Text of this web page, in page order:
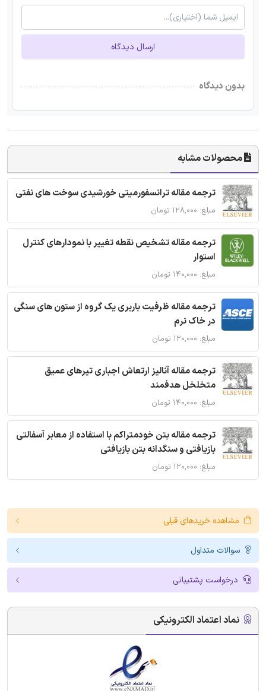
ارسال دیدگاه
بدون دیدگاه
محصولات مشابه
ترجمه مقاله ترانسفورمیتی خورشیدی سوخت های نفتی
مبلغ: ۱۲۸,۰۰۰ تومان
ترجمه مقاله تشخیص نقطه تغییر با نمودارهای کنترل
استوار
مبلغ: ۱۴۰,۰۰۰ تومان
ترجمه مقاله ظرفیت باربری یک گروه از ستون های سنگی
در خاک نرم
مبلغ: ۱۲۰,۰۰۰ تومان
ترجمه مقاله آنالیز ارتعاش اجباری تیرهای عمیق
متخلخل هدفمند
مبلغ: ۱۴۰,۰۰۰ تومان
ترجمه مقاله بتن خودمتراکم با استفاده از معابر آسفالتی
بازیافتی و سنگدانه بتن بازیافتی
مبلغ: ۱۲۰,۰۰۰ تومان
مشاهده خریدهای قبلی
سوالات متداول
درخواست پشتیبانی
نماد اعتماد الکترونیکی